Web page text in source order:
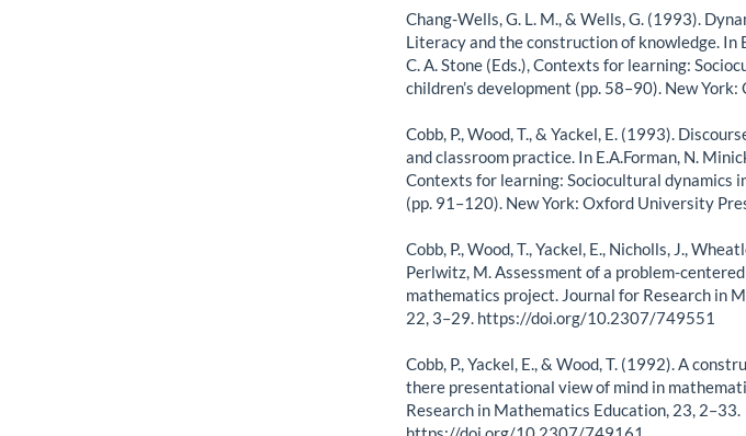
Chang-Wells, G. L. M., & Wells, G. (1993).
Literacy and the construction of knowledge. In
C. A. Stone (Eds.), Contexts for learning:
children’s development (pp. 58–90). New
Cobb, P., Wood, T., & Yackel, E. (1993).
and classroom practice. In E.A.Forman, N.
Contexts for learning: Sociocultural dynamics
(pp. 91–120). New York: Oxford University
Cobb, P., Wood, T., Yackel, E., Nicholls, J.,
Perlwitz, M. Assessment of a problem-
mathematics project. Journal for Research in
22, 3–29. https://doi.org/10.2307/749551
Cobb, P., Yackel, E., & Wood, T. (1992). A
there presentational view of mind in
Research in Mathematics Education, 23, 2–33.